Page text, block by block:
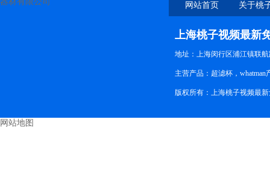
网站首页 关于桃
新免
上海桃子视频最新
地址：上海闵行区浦江镇联
主营产品：超滤杯，whatman产
版权所有：上海桃子视频
网站地图